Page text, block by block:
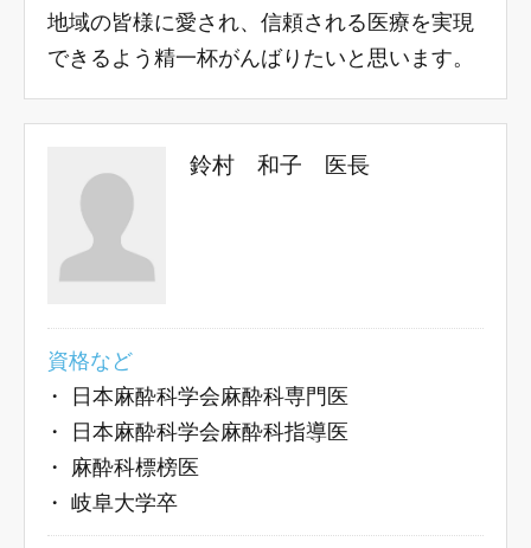
地域の皆様に愛され、信頼される医療を実現
できるよう精一杯がんばりたいと思います。
鈴村 和子 医長
資格など
・
日本麻酔科学会麻酔科専門医
・
日本麻酔科学会麻酔科指導医
・
麻酔科標榜医
・ 岐阜大学卒